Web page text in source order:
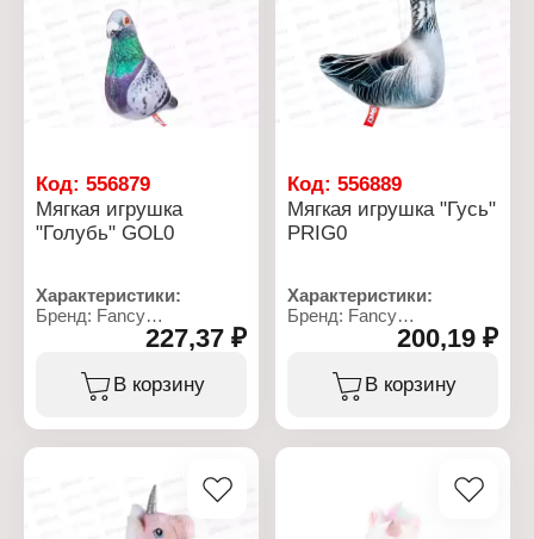
Рекомендуемый возраст:
Код: 556879
Мягкая игрушка
"Голубь" GOL0
Характеристики:
Бренд: Fancy
Артикул: GOL0
Тип товара: Мягкая
игрушка
Модель: "Голубь"
227,37 ₽
В корзину
Код:556889
Мягкая игрушка "Гусь"
PRIG0
Характеристики:
Бренд: Fancy
Артикул: PRIG0
Тип товара: Мягкая
игрушка
Модель: "Гусь"
200,19 ₽
В корзину